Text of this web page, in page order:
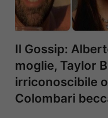
Il Gossip:
moglie, Taylor
irriconoscibile
Colombari